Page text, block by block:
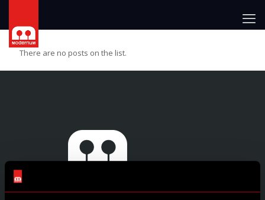
There are no posts on the list.